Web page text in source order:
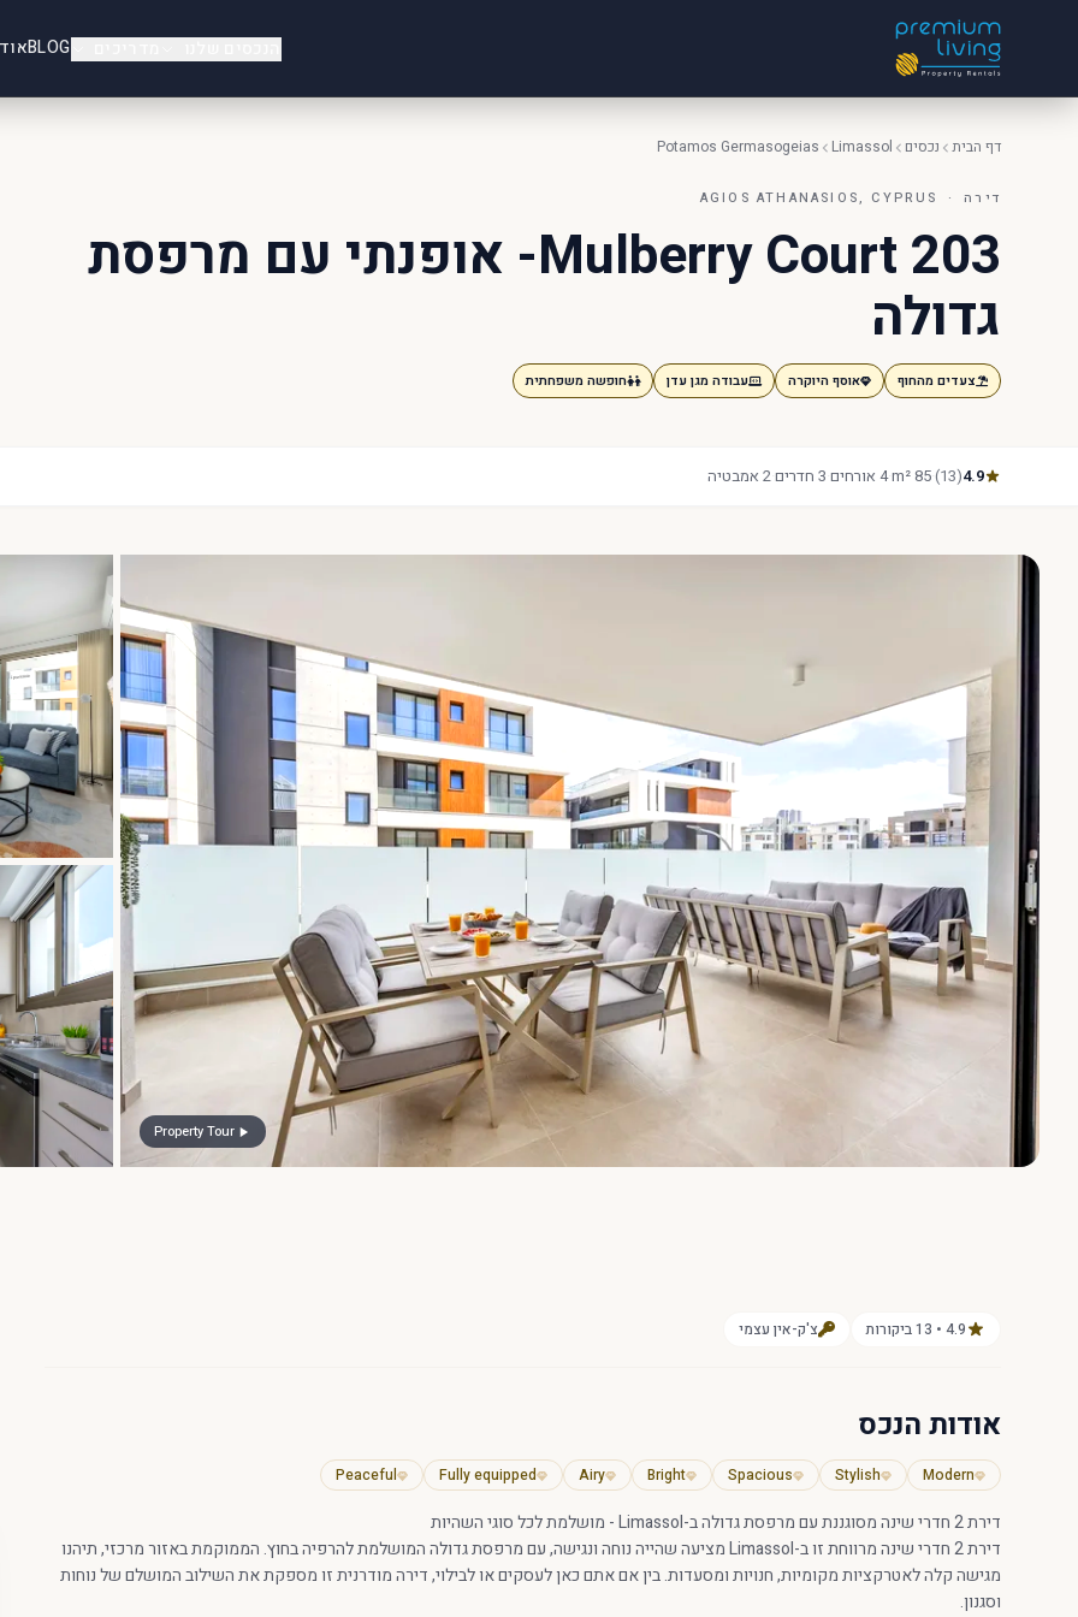
BLOG
דף הבית נכסים Limassol
Potamos Germasogeias
דירה · AGIOS ATHANASIOS, CYPRUS
203 Mulberry Court- אופנתי עם מרפסת
גדולה
צעדים מהחוף אוסף היוקרה עבודה מגן עדן חופשה משפחתית
4.9
(13)
85 m²
·4 אורחים 3 חדרים 2 אמבטיה
Property Tour
4.9 • 13 ביקורות צ'ק-אין עצמי
אודות הנכס
Modern
Stylish
Spacious
Bright
Airy
Fully equipped
Peaceful
דירת 2 חדרי שינה מסוגננת עם מרפסת גדולה ב-Limassol - מושלמת לכל סוגי השהיות
דירת 2 חדרי שינה מרווחת זו ב-Limassol מציעה שהייה נוחה ונגישה, עם מרפסת גדולה המושלמת להרפיה בחוץ. הממוקמת באזור מרכזי, תיהנו
מגישה קלה לאטרקציות מקומיות, חנויות ומסעדות. בין אם אתם כאן לעסקים או לבילוי, דירה מודרנית זו מספקת את השילוב המושלם של נוחות
וסגנון.